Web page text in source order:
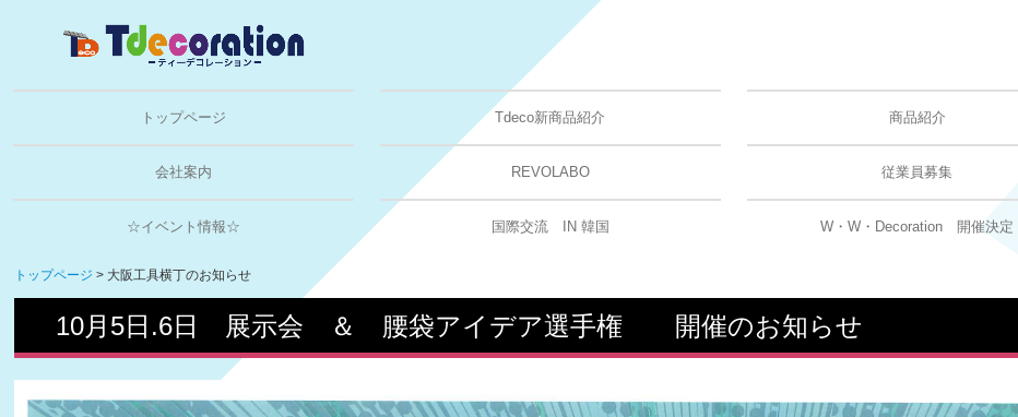
トップページ Tdeco新商品紹介 商品紹介
ご注文フォーム（職人工具）
ご注文フォーム（オリジナルプリント）
ご注文フォーム（#職レボ）
会社案内 REVOLABO 従業員募集
☆イベント情報☆ 国際交流 IN 韓国 W・W・Decoration 開催決定
トップページ 大阪工具横丁のお知らせ
10月5日.6日 展示会 ＆ 腰袋アイデア選手権 開催のお知らせ